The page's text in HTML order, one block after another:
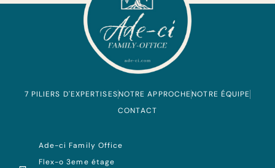
7 PILIERS D'EXPERTISESNOTRE APPROCHE NOTRE ÉQUIPE
CONTACT
Ade-ci Family Office
Flex-o 3eme étage